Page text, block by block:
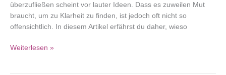
überzufließen scheint vor lauter Ideen. Dass es zuweilen Mut
braucht, um zu Klarheit zu finden, ist jedoch oft nicht so
offensichtlich. In diesem Artikel erfährst du daher, wieso
Warum
Weiterlesen »